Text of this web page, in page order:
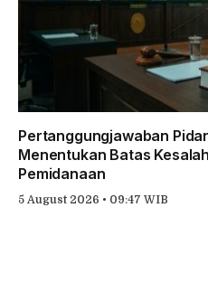
Pertanggungjawaban
Menentukan Batas
Pemidanaan
5 August 2026 • 09:47 WIB